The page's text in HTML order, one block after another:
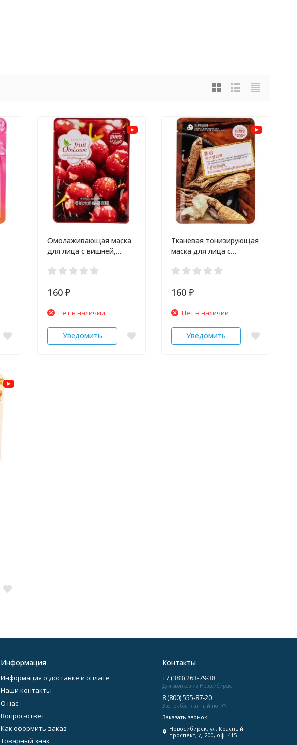
Омолаживающая маска
для лица с вишней,
вином, улучшающая
160 ₽
Нет в наличии
Уведомить
Тканевая тонизирующая
маска для лица с
160 ₽
Нет в наличии
Уведомить
Информация
Информация о доставке и оплате
Наши контакты
О нас
Вопрос-ответ
Как оформить заказ
Товарный знак
Контакты
+7 (383) 263-79-38
Для звонков из Новосибирска
8 (800) 555-87-20
Звонок бесплатный по РФ
Заказать звонок
Новосибирск, ул. Красный
проспект, д. 200, оф. 415